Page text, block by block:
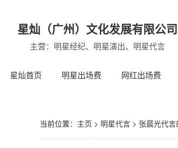
星灿（广州）文化发展有限公司
主营：明星经纪、明星演出、明星代言
星灿首页 明星出场费 网红出场费
当前位置： 主页 > 明星代言> 张晨光代